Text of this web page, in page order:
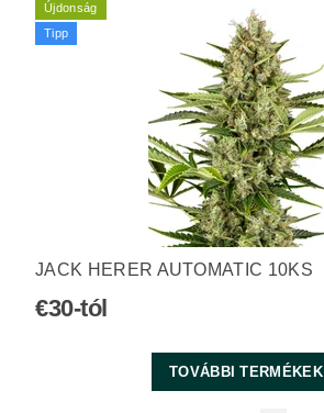
Újdonság
Tipp
JACK HERER AUTOMATIC 10KS
€30-tól
TOVÁBBI TERMÉKEK